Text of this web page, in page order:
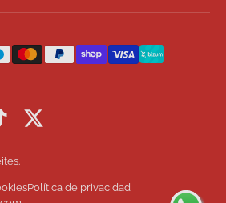
Twitter
.
Política de privacidad